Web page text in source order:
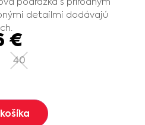
detailmi dodávajú
€
40